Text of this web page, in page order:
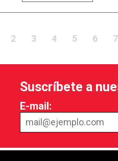
2 3 4 5 6 7
Suscríbete a
E-mail: